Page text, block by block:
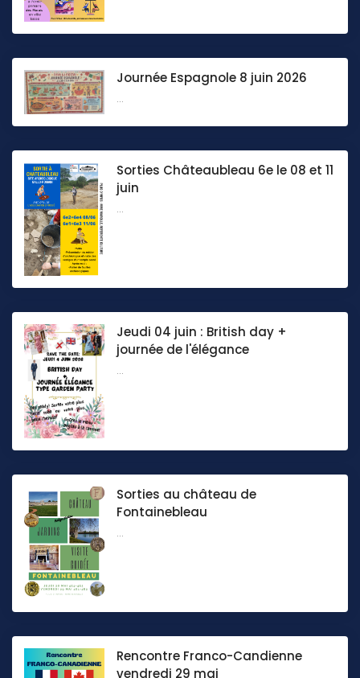
Journée Espagnole 8 juin 2026
...
Sorties Châteaubleau 6e le 08 et 11
juin
...
Jeudi 04 juin : British day +
journée de l'élégance
...
Sorties au château de
Fontainebleau
...
Rencontre Franco-Candienne
vendredi 29 mai